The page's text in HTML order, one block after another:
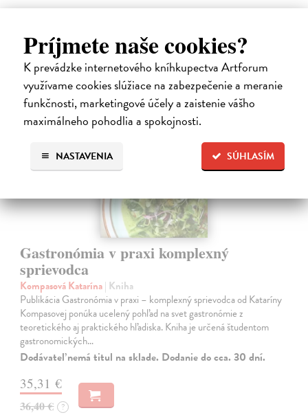
Príjmete naše cookies?
K prevádzke internetového kníhkupectva Artforum
využívame cookies slúžiace na zabezpečenie a meranie
funkčnosti, marketingové účely a zaistenie vášho
maximálneho pohodlia a spokojnosti.
SÚHLASÍM
NASTAVENIA
9,90 € ?
Gastronómia v praxi komplexný
sprievodca
Kompasová Katarína| Kniha
Publikácia Gastronómia v praxi – komplexný sprievodca od Kataríny
Kompasovej ponúka ucelený pohľad na svet gastronómie z
teoretického aj praktického hľadiska. Kniha je určená študentom
gastronomických…
Dodávateľ nemá titul na sklade. Dodanie do cca. 30 dní.
35,31 €
36,40 € ?